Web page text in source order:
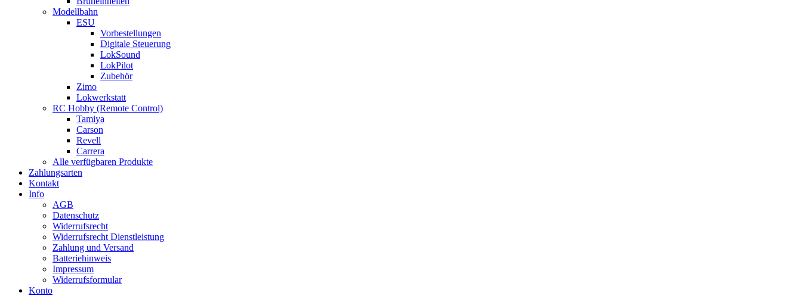
Modellbahn
ESU
Vorbestellungen
Digitale Steuerung
LokSound
LokPilot
Zubehör
Zimo
Lokwerkstatt
RC Hobby (Remote Control)
Tamiya
Carson
Revell
Carrera
Alle verfügbaren Produkte
Zahlungsarten
Kontakt
Info
AGB
Datenschutz
Widerrufsrecht
Widerrufsrecht Dienstleistung
Zahlung und Versand
Batteriehinweis
Impressum
Widerrufsformular
Konto